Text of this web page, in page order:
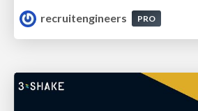
recruitengineers
PRO